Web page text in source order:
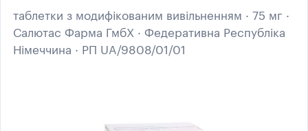
таблетки з модифікованим вивільненням · 75 мг ·
Салютас Фарма ГмбХ · Федеративна Республіка
Німеччина · РП UA/9808/01/01